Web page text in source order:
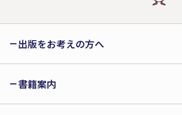
出版をお考えの方へ
書籍案内